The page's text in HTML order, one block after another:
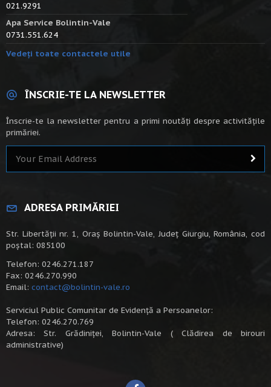
021.9291
Apa Service Bolintin-Vale
0731.551.624
Vedeți toate contactele utile
ÎNSCRIE-TE LA NEWSLETTER
Înscrie-te la newsletter pentru a primi noutăți despre activitățile
primăriei.
ADRESA PRIMĂRIEI
Str. Libertății nr. 1, Oraș Bolintin-Vale, Județ Giurgiu, România, cod
poștal: 085100
Telefon: 0246.271.187
Fax: 0246.270.990
Email: contact@bolintin-vale.ro
Serviciul Public Comunitar de Evidență a Persoanelor:
Telefon: 0246.270.769
Adresa: Str. Grădiniței, Bolintin-Vale ( Clădirea de birouri
administrative)